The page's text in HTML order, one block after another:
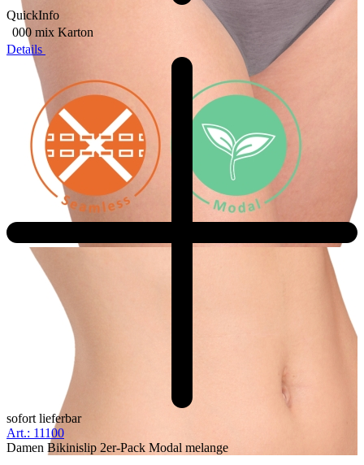
QuickInfo
000 mix Karton
Details
sofort lieferbar
Art.: 11100
Damen Bikinislip 2er-Pack Modal melange